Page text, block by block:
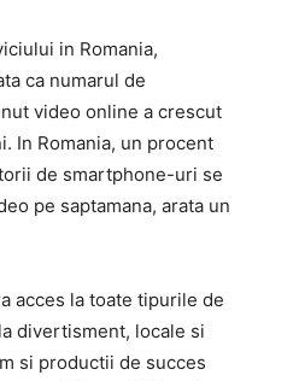
in Romania,
ca numarul de
video online a crescut
In Romania, un procent
de smartphone-uri se
pe saptamana, arata un
acces la toate tipurile de
divertisment, locale si
si productii de succes